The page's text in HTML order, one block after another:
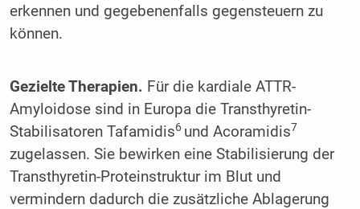
erkennen und gegebenenfalls gegensteuern zu
können.
Gezielte Therapien. Für die kardiale ATTR-
Amyloidose sind in Europa die Transthyretin-
Stabilisatoren Tafamidis6 und Acoramidis7
zugelassen. Sie bewirken eine Stabilisierung der
Transthyretin-Proteinstruktur im Blut und
vermindern dadurch die zusätzliche Ablagerung